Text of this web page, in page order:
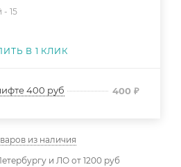
- 15
В 1 КЛИК
400 руб 400 ₽
из наличия
и ЛО от 1200 руб